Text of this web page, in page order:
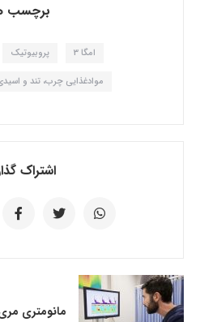
برچسب
امگا 3 پروبیوتیک
موادغذایی چرب، تند و
اشتراک
مانومتری